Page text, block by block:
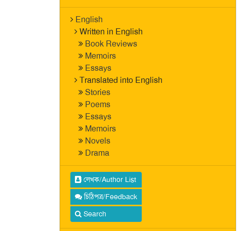
English
Written in English
Book Reviews
Memoirs
Essays
Translated into English
Stories
Poems
Essays
Memoirs
Novels
Drama
লেখক/Author List
চিঠিপত্র/Feedback
Search